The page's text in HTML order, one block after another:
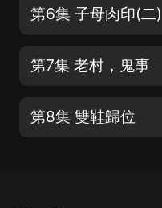
第6集 子母肉印(二)
第7集 老村，鬼事
第8集 雙鞋歸位